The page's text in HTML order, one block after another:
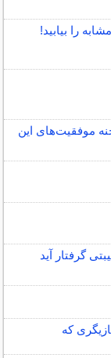
را بیابید!
موفقیت‌های این
گرفتار آید
که